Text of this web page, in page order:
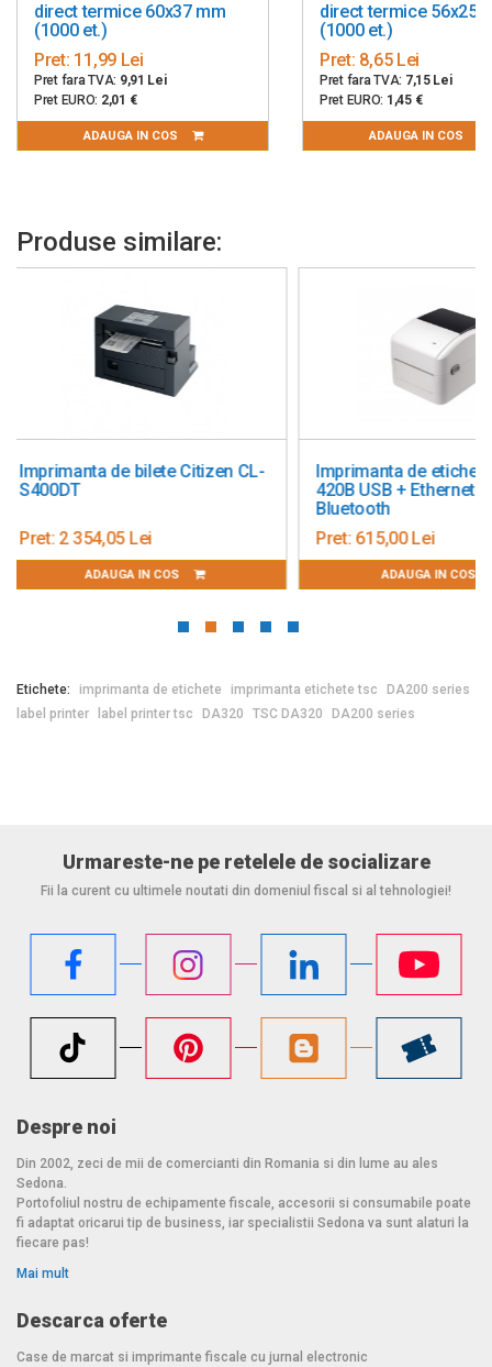
incluse; software design etichete; ghid de uitlizare rapida.
direct termice 60x37 mm
(1000 et.)
Pret: 11,99 Lei
Pret fara TVA: 9,91 Lei
Pret EURO: 2,01 €
ADAUGA IN COS
direct termice 56x25
(1000 et.)
Pret: 8,65 Lei
Pret fara TVA: 7,15 Lei
Pret EURO: 1,45 €
ADAUGA IN COS
Produse similare:
Imprimanta de etichete Xprinter
420B USB + Ethernet +
Pret:615,00 Lei
ADAUGA IN COS
Imprimanta
etichete Zebra
Pret: 17 490,00 Lei
ADAUGA IN
Etichete: imprimanta de etichete imprimanta etichete tsc
DA200 series
label printer
label printer tsc DA320 TSC DA320 DA200 series
Urmareste-ne pe retelele de socializare
Fii la curent cu ultimele noutati din domeniul fiscal si al tehnologiei!
Despre noi
Din 2002, zeci de mii de comercianti din Romania si din lume au ales
Sedona.
Portofoliul nostru de echipamente fiscale, accesorii si consumabile poate
fi adaptat oricarui tip de business, iar specialistii Sedona va sunt alaturi la
fiecare pas!
Mai mult
Descarca oferte
Case de marcat si imprimante fiscale cu jurnal electronic